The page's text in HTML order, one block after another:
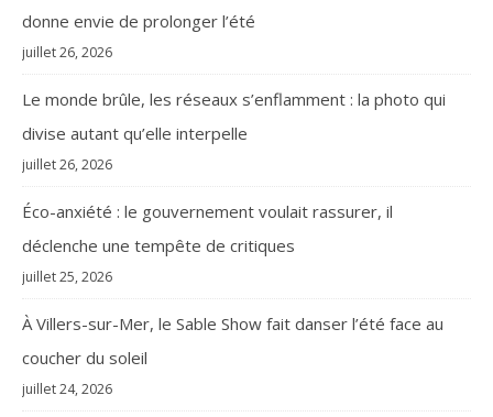
donne envie de prolonger l’été
juillet 26, 2026
Le monde brûle, les réseaux s’enflamment : la photo qui
divise autant qu’elle interpelle
juillet 26, 2026
Éco-anxiété : le gouvernement voulait rassurer, il
déclenche une tempête de critiques
juillet 25, 2026
À Villers-sur-Mer, le Sable Show fait danser l’été face au
coucher du soleil
juillet 24, 2026